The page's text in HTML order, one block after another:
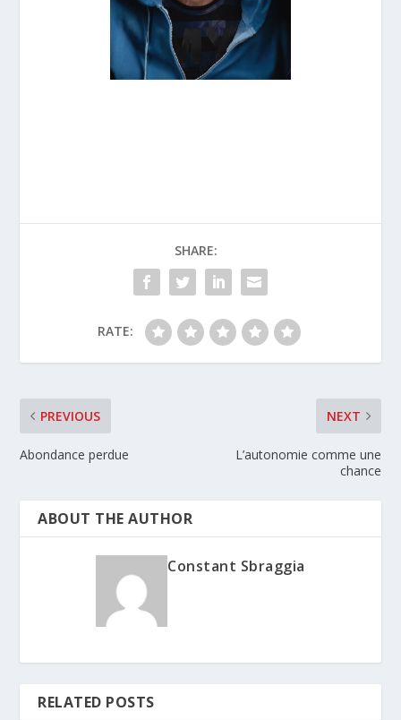
SHARE:
RATE:
PREVIOUS
Abondance perdue
NEXT
L’autonomie comme une
chance
ABOUT THE AUTHOR
Constant Sbraggia
RELATED POSTS